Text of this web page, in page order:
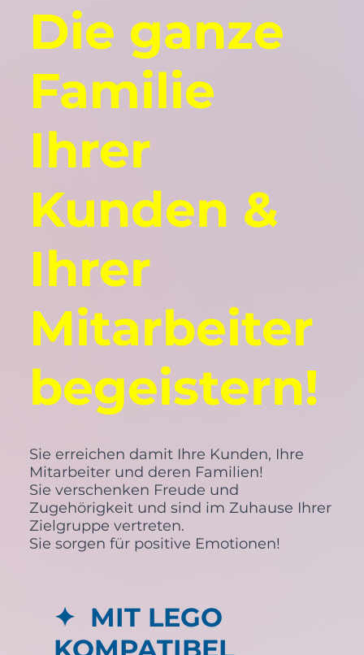
Die ganze
Familie
Ihrer
Kunden &
Ihrer
Mitarbeiter
begeistern!
Sie erreichen damit Ihre Kunden, Ihre
Mitarbeiter und deren Familien!
Sie verschenken Freude und
Zugehörigkeit und sind im Zuhause Ihrer
Zielgruppe vertreten.
Sie sorgen für positive Emotionen!
✦ MIT LEGO
KOMPATIBEL